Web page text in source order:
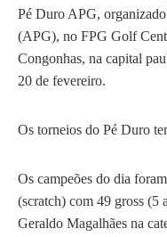
Pé Duro APG,
(APG), no FPG Golf
Congonhas, na capital
20 de fevereiro.
Os torneios do Pé Duro
Os campeões do dia
(scratch) com 49 gross (5
Geraldo Magalhães na